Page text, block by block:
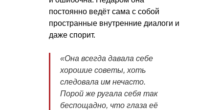
постоянно ведёт сама с собой
пространные внутренние диалоги и
даже спорит.
«Она всегда давала себе
хорошие советы, хоть
следовала им нечасто.
Порой же ругала себя так
беспощадно, что глаза её